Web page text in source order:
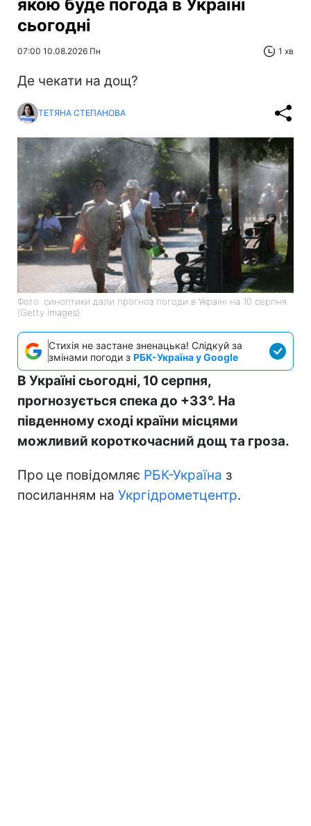
якою буде погода в Україні
сьогодні
07:00 10.08.2026 Пн 1 хв
Де чекати на дощ?
ТЕТЯНА СТЕПАНОВА
Фото: синоптики дали прогноз погоди в Україні на 10 серпня
(Getty Images)
Стихія не застане зненацька! Слідкуй за
змінами погоди з РБК-Україна у Google
В Україні сьогодні, 10 серпня,
прогнозується спека до +33°. На
південному сході країни місцями
можливий короткочасний дощ та гроза.
Про це повідомляє РБК-Україна з
посиланням на Укргідрометцентр.